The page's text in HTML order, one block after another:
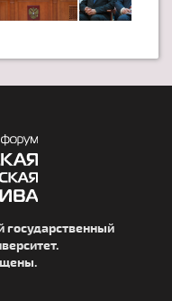
государственный